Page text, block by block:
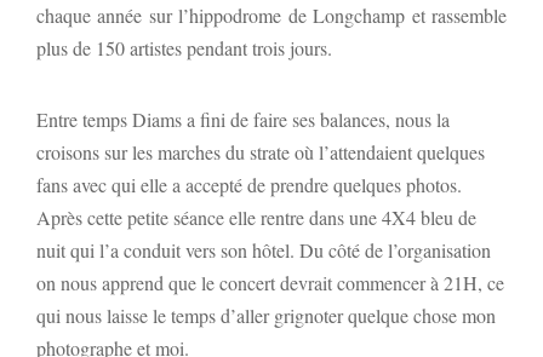
chaque année sur l’hippodrome de Longchamp et rassemble
plus de 150 artistes pendant trois jours.
Entre temps Diams a fini de faire ses balances, nous la
croisons sur les marches du strate où l’attendaient quelques
fans avec qui elle a accepté de prendre quelques photos.
Après cette petite séance elle rentre dans une 4X4 bleu de
nuit qui l’a conduit vers son hôtel. Du côté de l’organisation
on nous apprend que le concert devrait commencer à 21H, ce
qui nous laisse le temps d’aller grignoter quelque chose mon
photographe et moi.